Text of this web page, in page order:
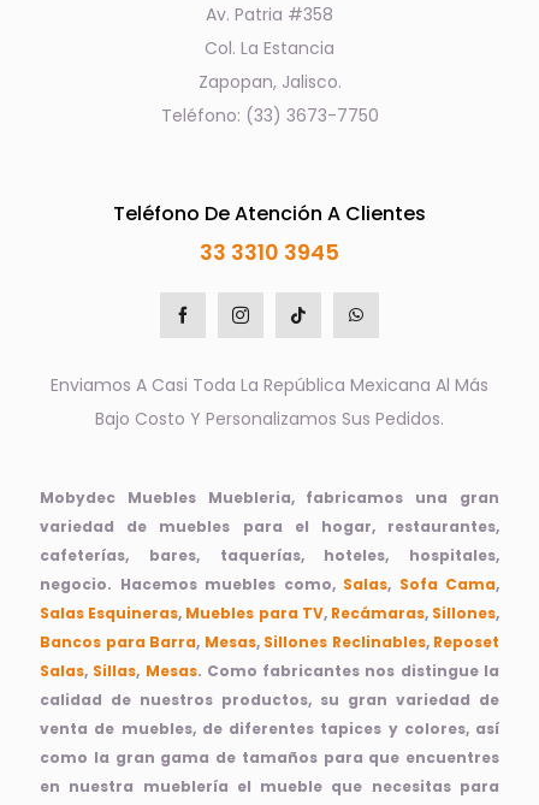
Av. Patria #358
Col. La Estancia
Zapopan, Jalisco.
Teléfono: (33) 3673-7750
Teléfono De Atención A Clientes
33 3310 3945
Enviamos A Casi Toda La República Mexicana Al Más
Bajo Costo Y Personalizamos Sus Pedidos.
Mobydec Muebles Muebleria, fabricamos una gran
variedad de muebles para el hogar, restaurantes,
cafeterías, bares, taquerías, hoteles, hospitales,
negocio. Hacemos muebles como, Salas, Sofa Cama,
Salas Esquineras, Muebles para TV, Recámaras, Sillones,
Bancos para Barra, Mesas, Sillones Reclinables, Reposet
Salas, Sillas, Mesas. Como fabricantes nos distingue la
calidad de nuestros productos, su gran variedad de
venta de muebles, de diferentes tapices y colores, así
como la gran gama de tamaños para que encuentres
en nuestra mueblería el mueble que necesitas para